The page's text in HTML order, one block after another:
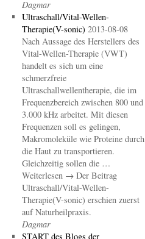
Dagmar
Ultraschall/Vital-Wellen-
Therapie(V-sonic) 2013-08-08
Nach Aussage des Herstellers des
Vital-Wellen-Therapie (VWT)
handelt es sich um eine
schmerzfreie
Ultraschallwellentherapie, die im
Frequenzbereich zwischen 800 und
3.000 kHz arbeitet. Mit diesen
Frequenzen soll es gelingen,
Makromoleküle wie Proteine durch
die Haut zu transportieren.
Gleichzeitig sollen die …
Weiterlesen → Der Beitrag
Ultraschall/Vital-Wellen-
Therapie(V-sonic) erschien zuerst
auf Naturheilpraxis.
Dagmar
START des Blogs der